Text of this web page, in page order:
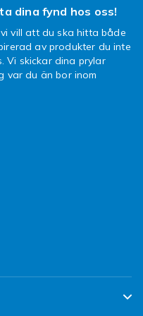
produkter
och
på
dofta
från
förmodan inte
nervös över ditt
inte gå fel
för Jimmy Choo
dina parfymer
priset, förpackat i
inte att bli
dina fynd hos oss!
vill att du ska hitta både
av produkter du inte
Vi skickar dina prylar
var du än bor inom